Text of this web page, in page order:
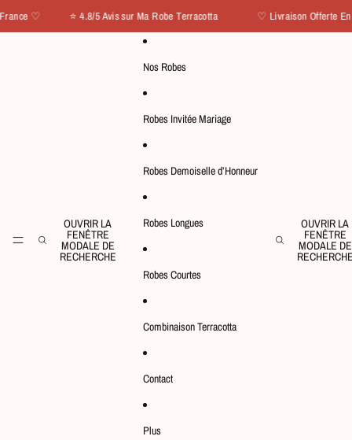
♡ ⭐ 4.8/5 Avis sur Ma Robe Terracotta ♡ Livraison Offerte En
OUVRIR LA
FENÊTRE
MODALE DE
RECHERCHE
Nos Robes
Robes Invitée Mariage
Robes Demoiselle d’Honneur
Robes Longues
Robes Courtes
Combinaison Terracotta
Contact
Plus
OUVRIR LA
FENÊTRE
MODALE DE